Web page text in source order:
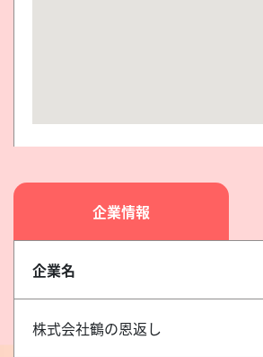
企業情報
企業名
株式会社鶴の恩返し